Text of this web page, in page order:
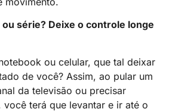
série? Deixe o controle longe
ou celular, que tal deixar
de você? Assim, ao pular um
da televisão ou precisar
terá que levantar e ir até o